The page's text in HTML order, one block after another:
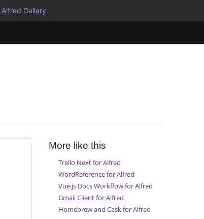
Alfred Gallery.
More like this
Trello Next for Alfred
WordReference for Alfred
Vue.js Docs Workflow for Alfred
Gmail Client for Alfred
Homebrew and Cask for Alfred